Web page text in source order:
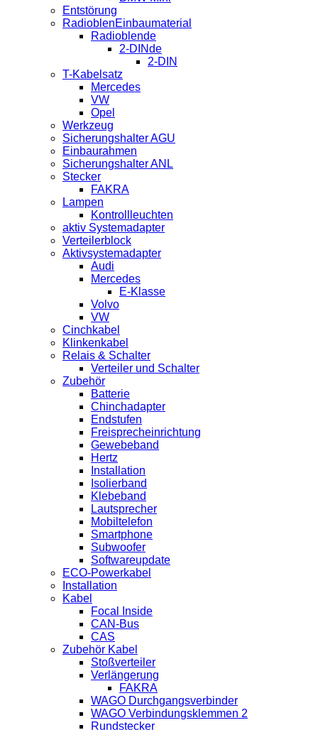
Entstörung
RadioblenEinbaumaterial
Radioblende
2-DINde
2-DIN
T-Kabelsatz
Mercedes
VW
Opel
Werkzeug
Sicherungshalter AGU
Einbaurahmen
Sicherungshalter ANL
Stecker
FAKRA
Lampen
Kontrollleuchten
aktiv Systemadapter
Verteilerblock
Aktivsystemadapter
Audi
Mercedes
E-Klasse
Volvo
VW
Cinchkabel
Klinkenkabel
Relais & Schalter
Verteiler und Schalter
Zubehör
Batterie
Chinchadapter
Endstufen
Freisprecheinrichtung
Gewebeband
Hertz
Installation
Isolierband
Klebeband
Lautsprecher
Mobiltelefon
Smartphone
Subwoofer
Softwareupdate
ECO-Powerkabel
Installation
Kabel
Focal Inside
CAN-Bus
CAS
Zubehör Kabel
Stoßverteiler
Verlängerung
FAKRA
WAGO Durchgangsverbinder
WAGO Verbindungsklemmen 2
Rundstecker